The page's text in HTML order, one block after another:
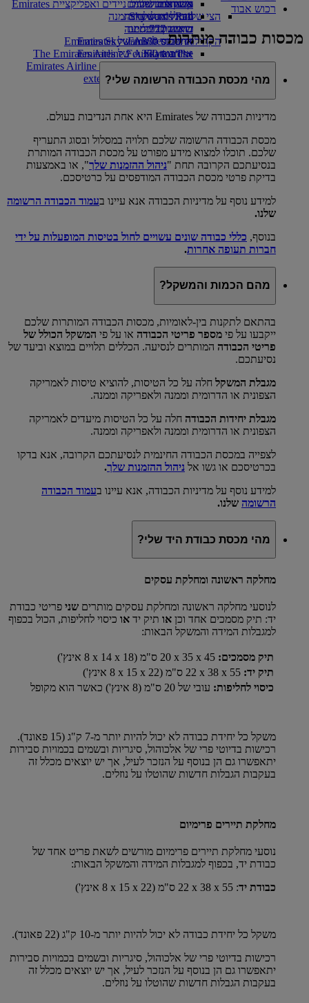
משקאות
הצי שלנו
בואינג 777
איירבוס A380 של Emirates
איירבוס A350 של Emirates
Emirates Executive
מפות מושבים
צעצועים לילדים
פעילויות לילדים
קיימות בתפעול
מדיניות סביבתית
דוחות סביבתיים
הקהילות שלנו
The Emirates Airline FoundationThe
Emirates Airline Foundation Opens an
external link in a new tab
השותפים שלנו
Skywards Rail
מחשבון מיילים
התחברו ל־Emirates Skywards
Skywards+‎‎‏‎‏‎‎‎‏‏‏‎‎‏‏‎‏‏‏‎‏‎‎‏‏‏‎‎‎
אתר למכשירים ניידים ואפליקציית Emirates
ביטול או שינוי הזמנה
שיבושים בנסיעה
אודות Emirates
רכוש אבוד
מכסות כבודה מותרות
מהי מכסת הכבודה הרשומה שלי?
מדיניות הכבודה של Emirates היא אחת הנדיבות בעולם.
מכסת הכבודה הרשומה שלכם תלויה במסלול ובסוג התעריף
שלכם. תוכלו למצוא מידע מפורט על מכסת הכבודה המותרת
בנסיעתכם הקרובה תחת "ניהול ההזמנות שלך", או באמצעות
בדיקת פרטי מכסת הכבודה המודפסים על כרטיסכם.
למידע נוסף על מדיניות הכבודה אנא עיינו בעמוד הכבודה הרשומה
שלנו.
בנוסף, כללי כבודה שונים עשויים לחול בטיסות המופעלות על ידי
חברות תעופה אחרות.
מהם הכמות והמשקל?
בהתאם לתקנות בין-לאומיות, מכסות הכבודה המותרות שלכם
ייקבעו על פי מספר פריטי הכבודה או על פי המשקל הכולל של
פריטי הכבודה המותרים לנסיעה. הכללים תלויים במוצא וביעד של
נסיעתכם.
מגבלת המשקל חלה על כל הטיסות, להוציא טיסות לאמריקה
הצפונית או הדרומית וממנה ולאפריקה וממנה.
מגבלת יחידות הכבודה חלה על כל הטיסות מיעדים לאמריקה
הצפונית או הדרומית וממנה ולאפריקה וממנה.
לצפייה במכסת הכבודה החינמית לנסיעתכם הקרובה, אנא בדקו
בכרטיסכם או גשו אל ניהול ההזמנות שלך.
למידע נוסף על מדיניות הכבודה, אנא עיינו בעמוד הכבודה
הרשומה שלנו.
מהי מכסת כבודת היד שלי?
מחלקה ראשונה ומחלקת עסקים
לנוסעי מחלקה ראשונה ומחלקת עסקים מותרים שני פריטי כבודת
יד: תיק מסמכים אחד וכן או תיק יד או כיסוי לחליפות, הכול בכפוף
למגבלות המידה והמשקל הבאות:
תיק מסמכים:
תיק יד:
כיסוי לחליפות: עובי של 20 ס"מ (8 אינץ') כאשר הוא מקופל
משקל כל יחידת כבודה לא יכול להיות יותר מ-7 ק"ג (15 פאונד).
רכישות בדיוטי פרי של אלכוהול, סיגריות ובשמים בכמויות סבירות
יתאפשרו גם הן בנוסף על הנזכר לעיל, אך יש יוצאים מכלל זה
בעקבות הגבלות חדשות שהוטלו על נוזלים.
מחלקת תיירים פרימיום
נוסעי מחלקת תיירים פרימיום מורשים לשאת פריט אחד של
כבודת יד, בכפוף למגבלות המידה והמשקל הבאות:
כבודת יד: 55 x‏ 38 x‏ 22 ס"מ (22 x‏ 15 x‏ 8 אינץ')
משקל כל יחידת כבודה לא יכול להיות יותר מ-10 ק"ג (22 פאונד).
רכישות בדיוטי פרי של אלכוהול, סיגריות ובשמים בכמויות סבירות
יתאפשרו גם הן בנוסף על הנזכר לעיל, אך יש יוצאים מכלל זה
בעקבות הגבלות חדשות שהוטלו על נוזלים.